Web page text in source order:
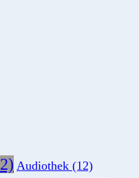
Audiothek (12)